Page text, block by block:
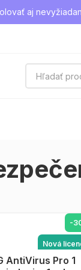
aj
-
Nová
DO KOŠÍKA
AntiVirus Pro 1